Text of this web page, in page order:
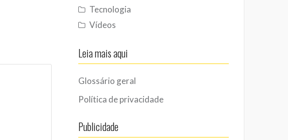
Tecnologia
Vídeos
Leia mais aqui
Glossário geral
Política de privacidade
Publicidade